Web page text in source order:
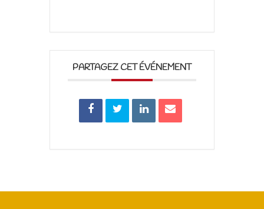
PARTAGEZ CET ÉVÉNEMENT